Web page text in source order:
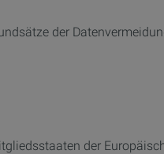
der
der